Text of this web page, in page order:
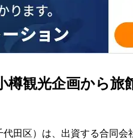
観光企画から旅
田区）は、出資する合同